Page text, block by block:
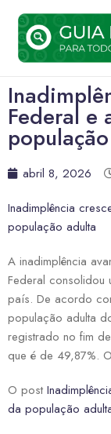
Federal e
abril 8, 2026
Inadimplência
população adulta
A inadimplência
Federal consolidou
país. De acordo
população adulta
registrado no fim
que é de 49,87%.
O post
da população